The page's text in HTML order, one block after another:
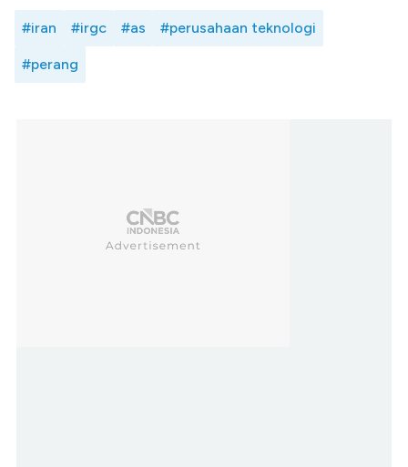
#iran #irgc #as #perusahaan teknologi
#perang